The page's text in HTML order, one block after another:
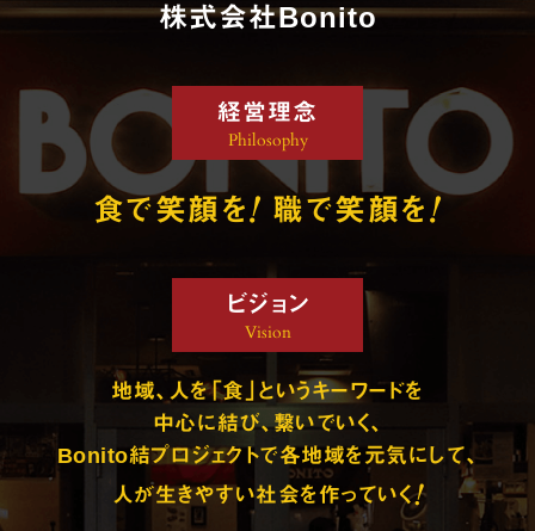
株式会社Bonito
経営理念
Philosophy
食で笑顔を! 職で笑顔を!
ビジョン
Vision
地域、人を「食」というキーワードを
中心に結び、繋いでいく、
Bonito結プロジェクトで各地域を元気にして、
人が生きやすい社会を作っていく!